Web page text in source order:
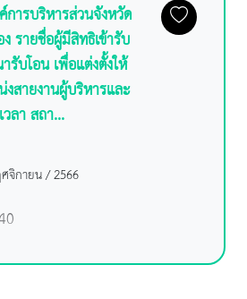
การบริหารส่วนจังหวัด
ง รายชื่อผู้มีสิทธิเข้ารับ
รับโอน เพื่อแต่งตั้งให้
งสายงานผู้บริหารและ
ลา สถา...
จิกายน / 2566